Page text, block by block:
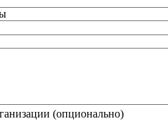
(опционально)